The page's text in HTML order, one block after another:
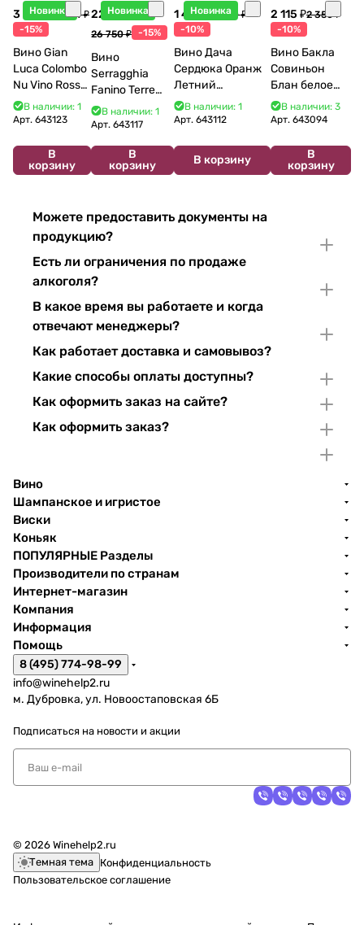
Новинка
3 998 ₽4 704 ₽
-15%
Вино Gian
Luca Colombo
Nu Vino Rosso
2025 750 мл
В наличии: 1
Арт. 643123
В
корзину
Новинка
22 738 ₽
26 750 ₽ -15%
Вино
Serragghia
Fanino Terre
Siciliane IGP
2022 750 мл
В наличии: 1
Арт.643117
В
корзину
Новинка
1 440 ₽1 600 ₽
-10%
Вино Дача
Сердюка Оранж
Летний
Сибирьковый
2024 750 мл
В наличии: 1
Арт. 643112
В корзину
2 115 ₽2 350 ₽
-10%
Вино Бакла
Совиньон
Блан белое
сухое 750 мл
12%
В наличии: 3
Арт.643094
В
корзину
Можете предоставить документы на
продукцию?
Есть ли ограничения по продаже
алкоголя?
В какое время вы работаете и когда
отвечают менеджеры?
Как работает доставка и самовывоз?
Какие способы оплаты доступны?
Как оформить заказ на сайте?
Как оформить заказ?
Вино
Шампанское и игристое
Виски
Коньяк
ПОПУЛЯРНЫЕ Разделы
Производители по странам
Интернет-магазин
Компания
Информация
Помощь
8 (495) 774-98-99
info@winehelp2.ru
м. Дубровка, ул. Новоостаповская 6Б
Подписаться на новости и акции
© 2026 Winehelp2.ru
Темная тема Конфиденциальность
Пользовательское соглашение